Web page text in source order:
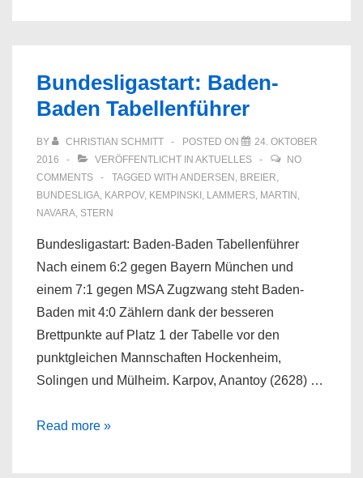
Bundesligastart: Baden-
Baden Tabellenführer
BY CHRISTIAN SCHMITT POSTED ON
24. OKTOBER
2016
VERÖFFENTLICHT IN AKTUELLES
NO
COMMENTS
TAGGED WITH ANDERSEN , BREIER,
BUNDESLIGA, KARPOV, KEMPINSKI , LAMMERS, MARTIN ,
NAVARA, STERN
Bundesligastart: Baden-Baden Tabellenführer
Nach einem 6:2 gegen Bayern München und
einem 7:1 gegen MSA Zugzwang steht Baden-
Baden mit 4:0 Zählern dank der besseren
Brettpunkte auf Platz 1 der Tabelle vor den
punktgleichen Mannschaften Hockenheim,
Solingen und Mülheim. Karpov, Anantoy (2628) …
Bundesligastart:
Read more »